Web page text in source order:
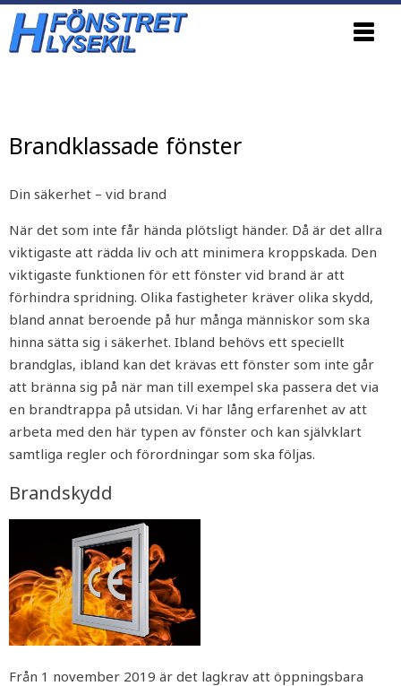
Update cookies preferences
Brandklassade fönster
Din säkerhet – vid brand
När det som inte får hända plötsligt händer. Då är det allra
viktigaste att rädda liv och att minimera kroppskada. Den
viktigaste funktionen för ett fönster vid brand är att
förhindra spridning. Olika fastigheter kräver olika skydd,
bland annat beroende på hur många människor som ska
hinna sätta sig i säkerhet. Ibland behövs ett speciellt
brandglas, ibland kan det krävas ett fönster som inte går
att bränna sig på när man till exempel ska passera det via
en brandtrappa på utsidan. Vi har lång erfarenhet av att
arbeta med den här typen av fönster och kan självklart
samtliga regler och förordningar som ska följas.
Brandskydd
Från 1 november 2019 är det lagkrav att öppningsbara